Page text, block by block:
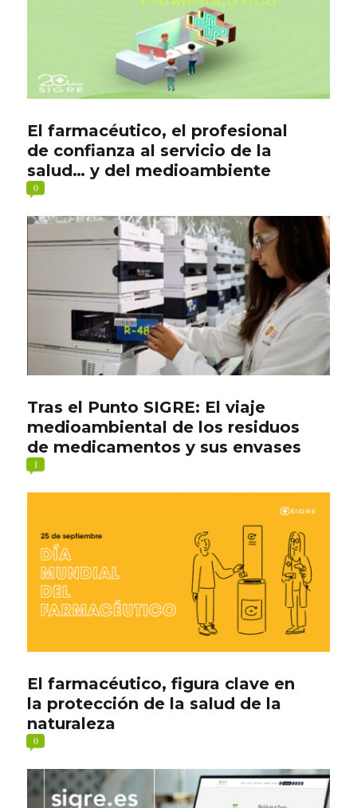
El farmacéutico, el profesional
de confianza al servicio de la
salud… y del medioambiente
0
Tras el Punto SIGRE: El viaje
medioambiental de los residuos
de medicamentos y sus envases
1
El farmacéutico, figura clave en
la protección de la salud de la
naturaleza
0